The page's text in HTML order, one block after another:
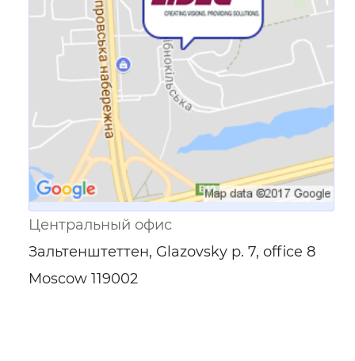
Ссылка для мобильных устройств
Центральный офис
Зальтенштеттен, Glazovsky p. 7, office 8
Moscow 119002